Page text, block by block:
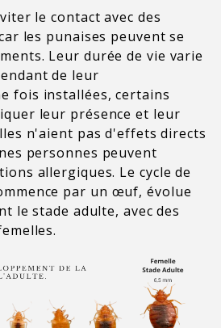
le contact avec des
les punaises peuvent se
Leur durée de vie varie
de leur
fois installées, certains
leur présence et leur
n'aient pas d'effets directs
personnes peuvent
allergiques. Le cycle de
par un œuf, évolue
le stade adulte, avec des